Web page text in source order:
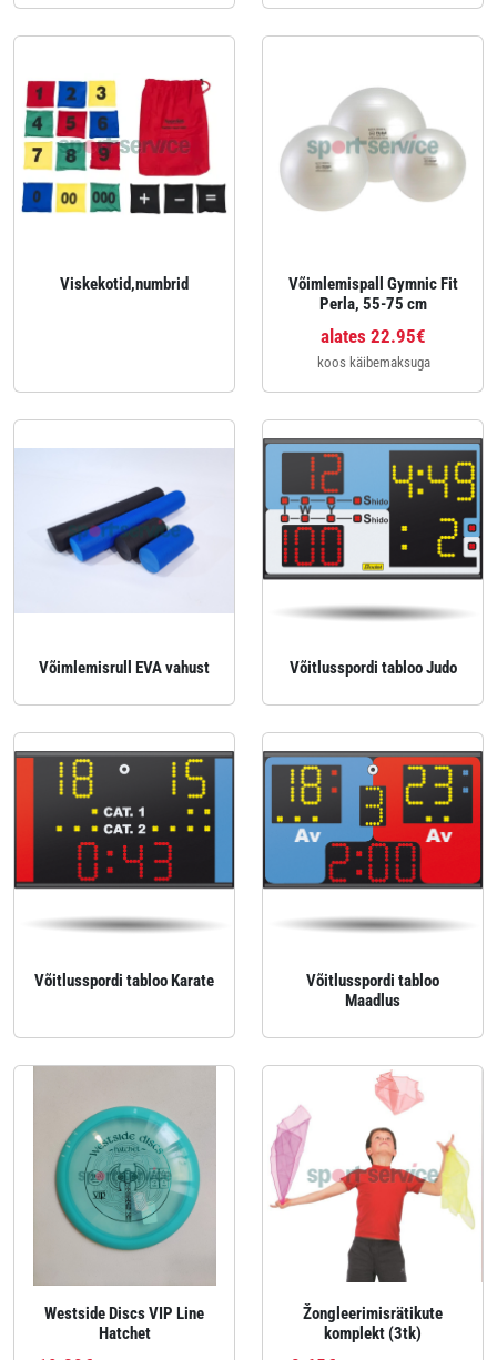
Viskekotid,numbrid
Võimlemispall Gymnic Fit
Perla, 55-75 cm
alates 22.95€
koos käibemaksuga
Võimlemisrull EVA vahust Võitlusspordi tabloo Judo
Võitlusspordi tabloo Karate
Võitlusspordi tabloo
Maadlus
Westside Discs VIP Line
Hatchet
Žongleerimisrätikute
komplekt (3tk)